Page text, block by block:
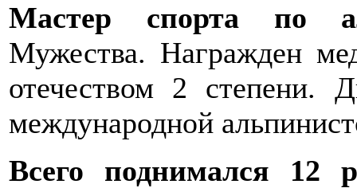
Мастер спорта по
Мужества. Награжден
отечеством 2 степени.
международной
Всего поднимался